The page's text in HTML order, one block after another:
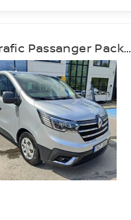
Renault Trafic Passanger Pack Clim L2H1